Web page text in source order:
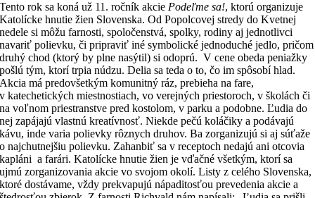
Tento rok sa koná už 11. ročník akcie Podeľme sa!, ktorú organizuje
Katolícke hnutie žien Slovenska. Od Popolcovej stredy do Kvetnej
nedele si môžu farnosti, spoločenstvá, spolky, rodiny aj jednotlivci
navariť polievku, či pripraviť iné symbolické jednoduché jedlo, pričom
druhý chod (ktorý by plne nasýtil) si odoprú. V cene obeda peniažky
pošlú tým, ktorí trpia núdzu. Delia sa teda o to, čo im spôsobí hlad.
Akcia má predovšetkým komunitný ráz, prebieha na fare,
v katechetických miestnostiach, vo verejných priestoroch, v školách či
na voľnom priestranstve pred kostolom, v parku a podobne. Ľudia do
nej zapájajú vlastnú kreatívnosť. Niekde pečú koláčiky a podávajú
kávu, inde varia polievky rôznych druhov. Ba zorganizujú si aj súťaže
o najchutnejšiu polievku. Zahanbiť sa v receptoch nedajú ani otcovia
kapláni a farári. Katolícke hnutie žien je vďačné všetkým, ktorí sa
ujmú zorganizovania akcie vo svojom okolí. Listy z celého Slovenska,
ktoré dostávame, vždy prekvapujú nápaditosťou prevedenia akcie a